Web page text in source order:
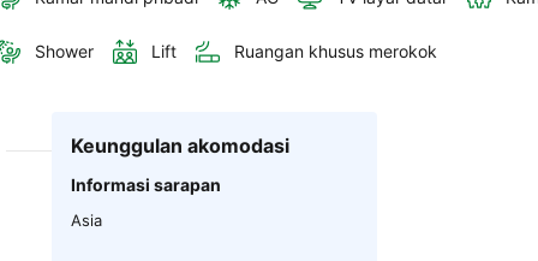
Shower Lift Ruangan khusus merokok
Keunggulan akomodasi
Informasi sarapan
Asia